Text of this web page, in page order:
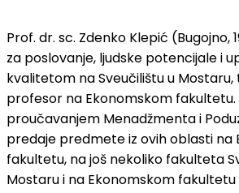
Prof. dr. sc. Zdenko Klepić (Bugojno,
za poslovanje, ljudske potencijale i
kvalitetom na Sveučilištu u
profesor na Ekonomskom fakultetu.
proučavanjem Menadžmenta i
predaje predmete iz ovih oblasti na
fakultetu, na još nekoliko fakulteta
Mostaru i na Ekonomskom